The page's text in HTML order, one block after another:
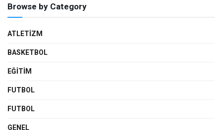
Browse by Category
ATLETIZM
BASKETBOL
EĞİTİM
FUTBOL
FUTBOL
GENEL